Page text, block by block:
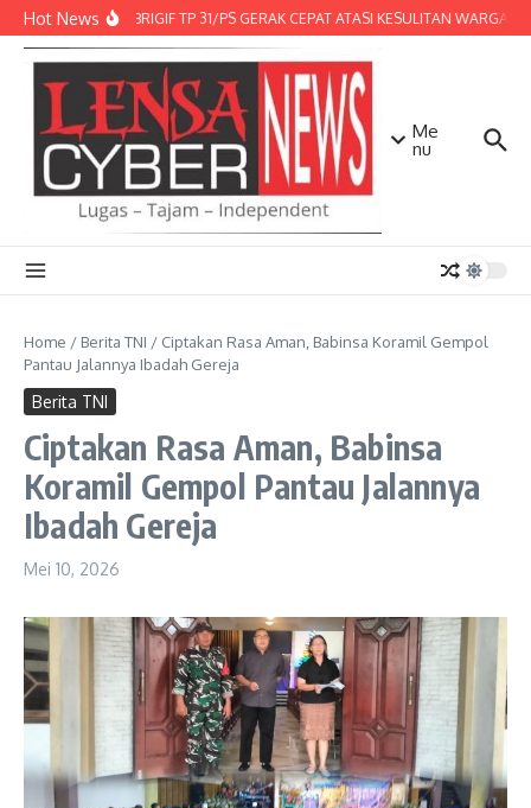
Lewati ke konten
Hot NewsDENMA BRIGIF TP 31/PS GERAK CEPAT ATASI KESULITAN WARGA,
Me
nu
Home / Berita TNI / Ciptakan Rasa Aman, Babinsa Koramil Gempol
Pantau Jalannya Ibadah Gereja
Berita TNI
Ciptakan Rasa Aman, Babinsa
Koramil Gempol Pantau Jalannya
Ibadah Gereja
Mei 10, 2026